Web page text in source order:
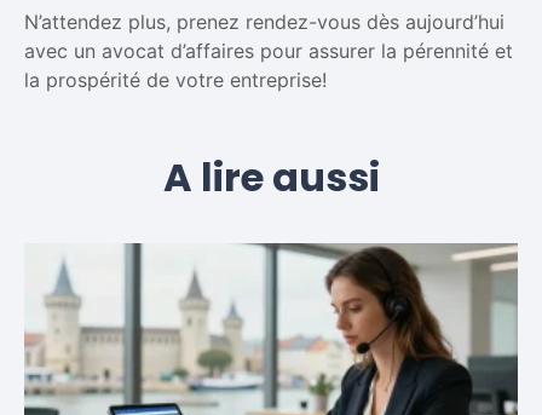
N’attendez plus, prenez rendez-vous dès aujourd’hui
avec un avocat d’affaires pour assurer la pérennité et
la prospérité de votre entreprise!
A lire aussi